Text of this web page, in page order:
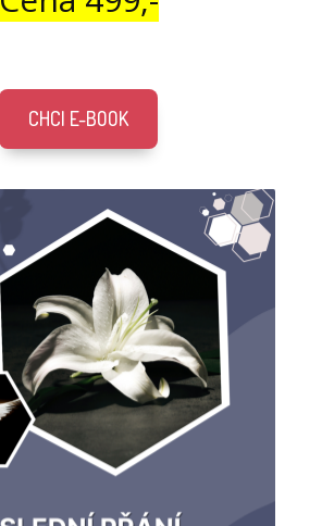
CHCI E-BOOK